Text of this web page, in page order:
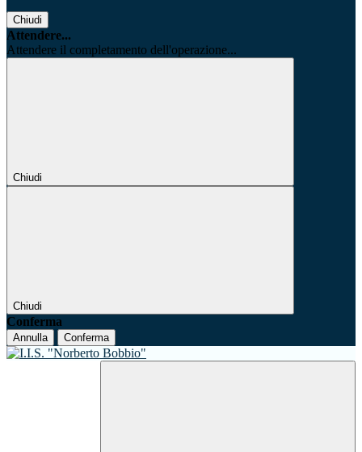
Chiudi
Attendere...
Attendere il completamento dell'operazione...
Chiudi
Chiudi
Conferma
Annulla Conferma